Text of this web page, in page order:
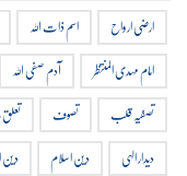
ارضی ارواح اسم ذات اللہ
امام مہدی المنتظر
آدم صفی اللہ
تصفیہ قلب
تصوف تعلق
دیدار الہی
دین اسلام